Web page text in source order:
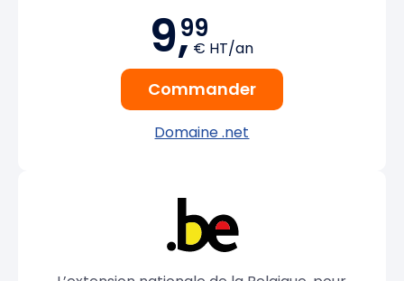
9,99
€ HT/an
Commander
Domaine .net